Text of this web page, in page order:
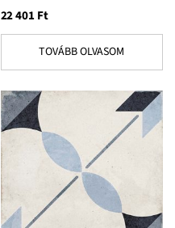
22 401Ft
TOVÁBB OLVASOM